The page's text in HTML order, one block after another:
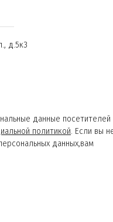
д.5к3
данные посетителей
политикой. Если вы
данных,вам